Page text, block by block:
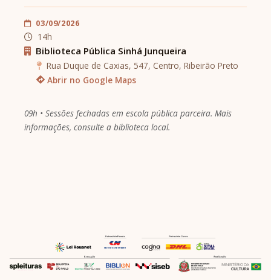
03/09/2026
14h
Biblioteca Pública Sinhá Junqueira
Rua Duque de Caxias, 547, Centro, Ribeirão Preto
Abrir no Google Maps
09h • Sessões fechadas em escola pública parceira. Mais
informações, consulte a biblioteca local.